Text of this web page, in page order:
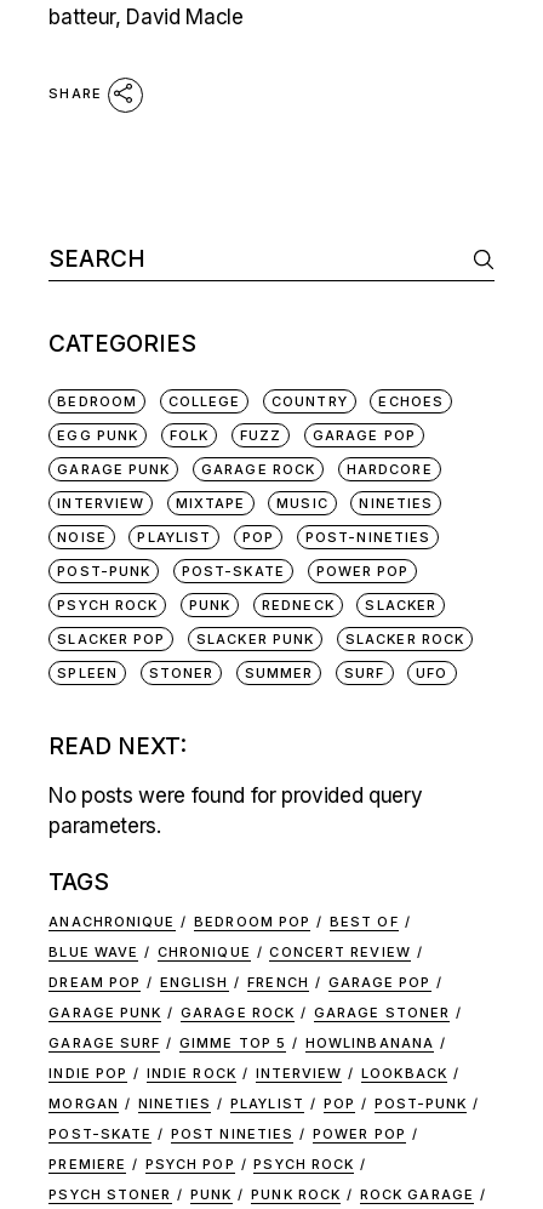
batteur, David Macle
SHARE
Search
for:
CATEGORIES
BEDROOM COLLEGE COUNTRY
ECHOES
EGG PUNK
FOLK FUZZ
GARAGE POP
GARAGE PUNK
GARAGE ROCK
HARDCORE
INTERVIEW
MIXTAPE MUSIC
NINETIES
NOISE
PLAYLIST POP
POST-NINETIES
POST-PUNK
POST-SKATE
POWER POP
PSYCH ROCK
PUNK REDNECK
SLACKER
SLACKER POP
SLACKER PUNK
SLACKER ROCK
SPLEEN
STONER SUMMER SURF UFO
READ NEXT:
No posts were found for provided query
parameters.
TAGS
ANACHRONIQUE BEDROOM POP
BEST OF
BLUE WAVE
CHRONIQUE
CONCERT REVIEW
DREAM POP
ENGLISH FRENCH
GARAGE POP
GARAGE PUNK
GARAGE ROCK
GARAGE STONER
GARAGE SURF
GIMME TOP 5
HOWLINBANANA
INDIE POP
INDIE ROCK INTERVIEW
LOOKBACK
MORGAN
NINETIES PLAYLIST POP
POST-PUNK
POST-SKATE
POST NINETIES
POWER POP
PREMIERE
PSYCH POP
PSYCH ROCK
PSYCH STONER
PUNK PUNK ROCK ROCK GARAGE